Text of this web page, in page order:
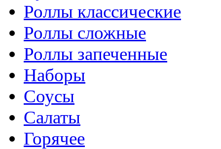
Роллы классические
Роллы сложные
Роллы запеченные
Наборы
Соусы
Салаты
Горячее